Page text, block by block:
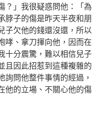
？」我很疑惑問他：「為
脖子的傷是昨天半夜和朋
子欠他的錢還沒還，所以
哮、拿刀揮向他，因而在
十分震驚，難以相信兒子
且因此招惹到這種複雜的
詢問他整件事情的經過，
他的立場、不關心他的傷